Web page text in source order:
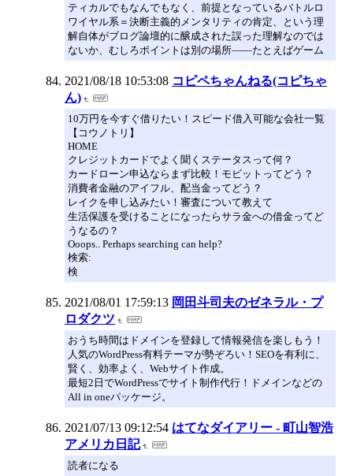
ティカルでもなんでもなく、前提となっているバトルロ
ワイヤル系＝決断主義的メンタリティの肯定、という理
解自体がブログ論壇的に醸成された誤った理解なのでは
ないか、むしろポイントは別の場所――たとえばゲーム
2021/08/18 10:53:08 コピペちゃんねる(コピちゃ
ん)
10万円を今すぐ借りたい！スピード借入可能な会社一覧
【コウノトリ】
HOME
クレジットカードでよく聞くステータスって何？
カードローン申込ならまず比較！モビットってどう？
消費者金融のアイフル、配当金ってどう？
レイクを申し込みたい！審査について教えて
生活保護を受けることになったらサラ金への借金ってど
うなるの？
Ooops.. Perhaps searching can help?
検索:
検
2021/08/01 17:59:13 岡田斗司夫のゼネラル・プ
ロダクツ
おうち時間はドメインを登録して情報発信を楽しもう！
人気のWordPress有料テーマが勢ぞろい！SEOを有利に、
賢く、効率よく、Webサイト作成。
最短2日でWordPressでサイト制作代行！ドメインなどの
All in oneパッケージ。
2021/07/13 09:12:54 はてなダイアリー - 町山智浩
アメリカ日記
読者になる